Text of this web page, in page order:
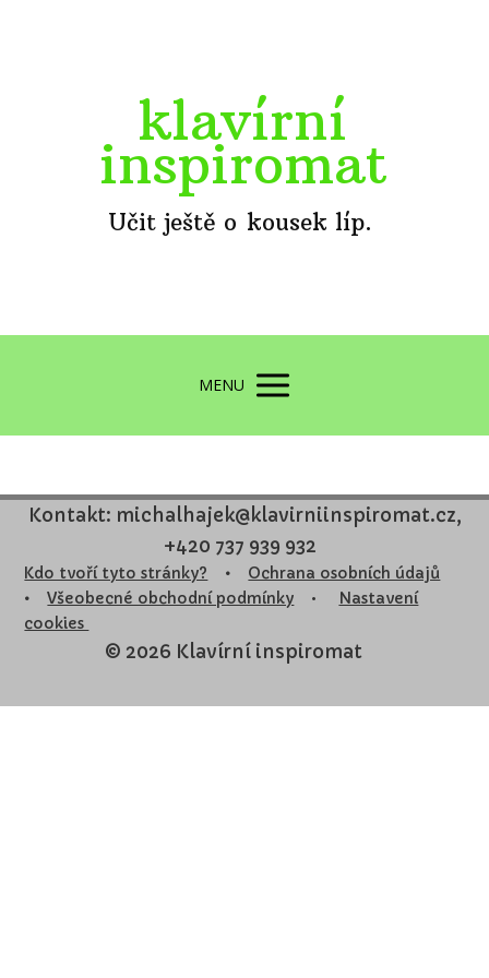
klavírní
inspiromat
Učit ještě o kousek líp.
MENU
Kontakt: michalhajek@klavirniinspiromat.cz,
+420 737 939 932
Kdo tvoří tyto stránky? •
Ochrana osobních údajů
•
Všeobecné obchodní podmínky • Nastavení
cookies
© 2026 Klavírní inspiromat